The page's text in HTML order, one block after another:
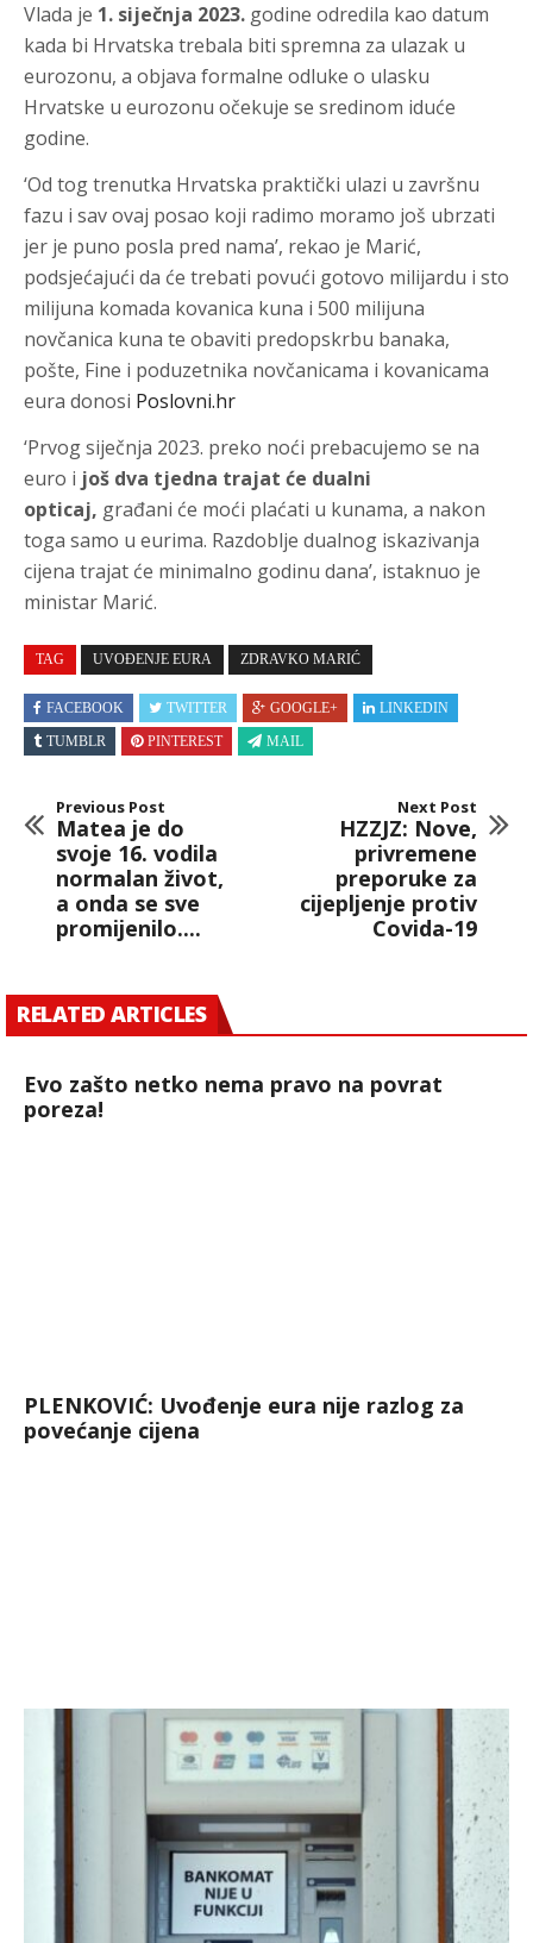
Vlada je 1. siječnja 2023. godine odredila kao datum
kada bi Hrvatska trebala biti spremna za ulazak u
eurozonu, a objava formalne odluke o ulasku
Hrvatske u eurozonu očekuje se sredinom iduće
godine.
‘Od tog trenutka Hrvatska praktički ulazi u završnu
fazu i sav ovaj posao koji radimo moramo još ubrzati
jer je puno posla pred nama’, rekao je Marić,
podsjećajući da će trebati povući gotovo milijardu i sto
milijuna komada kovanica kuna i 500 milijuna
novčanica kuna te obaviti predopskrbu banaka,
pošte, Fine i poduzetnika novčanicama i kovanicama
eura donosi Poslovni.hr
‘Prvog siječnja 2023. preko noći prebacujemo se na
euro i još dva tjedna trajat će dualni
opticaj, građani će moći plaćati u kunama, a nakon
toga samo u eurima. Razdoblje dualnog iskazivanja
cijena trajat će minimalno godinu dana’, istaknuo je
ministar Marić.
TAG UVOĐENJE EURA ZDRAVKO MARIĆ
FACEBOOK TWITTER GOOGLE+
LINKEDIN
TUMBLR
PINTEREST MAIL
Previous Post
Matea je do
svoje 16. vodila
normalan život,
a onda se sve
promijenilo....
Next Post
HZZJZ: Nove,
privremene
preporuke za
cijepljenje protiv
Covida-19
RELATED ARTICLES
Evo zašto netko nema pravo na povrat
poreza!
PLENKOVIĆ: Uvođenje eura nije razlog za
povećanje cijena